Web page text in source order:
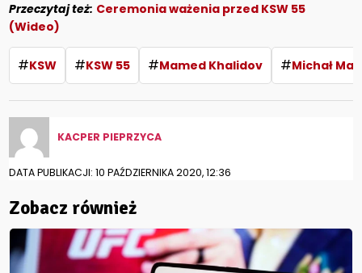
Przeczytaj też: Ceremonia ważenia przed KSW 55
(Wideo)
#KSW #KSW 55 #Mamed Khalidov #Michał
KACPER PIEPRZYCA
DATA PUBLIKACJI: 10 PAŹDZIERNIKA 2020, 12:36
Zobacz również